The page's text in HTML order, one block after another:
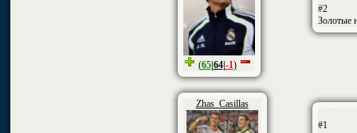
(65| 64| -1)
#2
Золотые
Zhas_Casillas
#1